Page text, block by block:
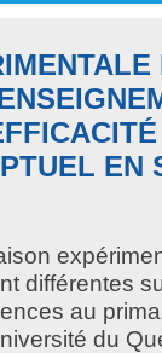
EN
différentes
au
du